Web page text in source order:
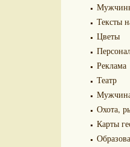
Тексты
Цветы
Реклама
Театр
Охота,
Карты